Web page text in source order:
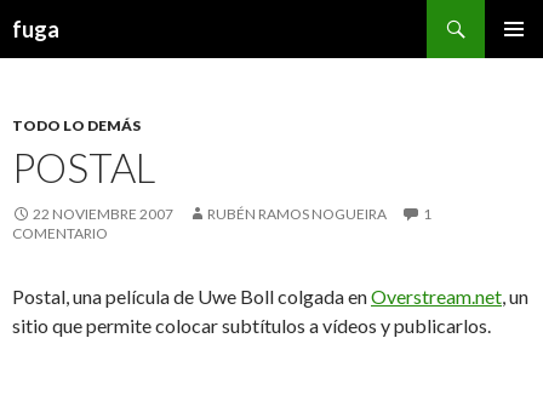
fuga
TODO LO DEMÁS
POSTAL
22 NOVIEMBRE 2007 RUBÉN RAMOS NOGUEIRA
1
COMENTARIO
Postal, una película de Uwe Boll colgada enOverstream.net, un
sitio que permite colocar subtítulos a vídeos y publicarlos.